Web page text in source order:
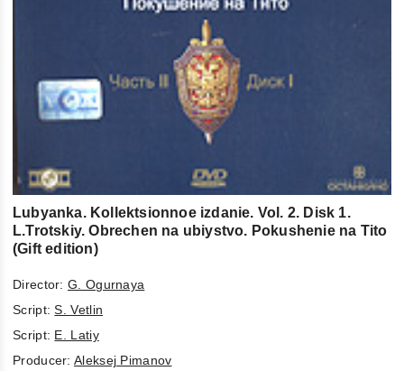
Lubyanka. Kollektsionnoe izdanie. Vol. 2. Disk 1.
L.Trotskiy. Obrechen na ubiystvo. Pokushenie na Tito
(Gift edition)
Director: G. Ogurnaya
Script:S. Vetlin
Script: E. Latiy
Producer: Aleksej Pimanov